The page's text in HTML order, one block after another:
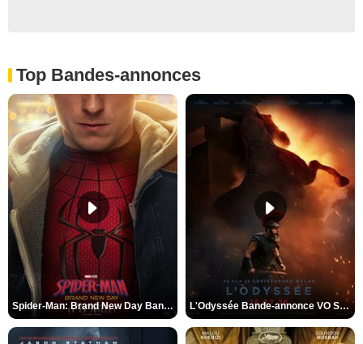
Top Bandes-annonces
Spider-Man: Brand New Day Bande-annonce VO STFR L'Odyssée Bande-annonce VO STFR